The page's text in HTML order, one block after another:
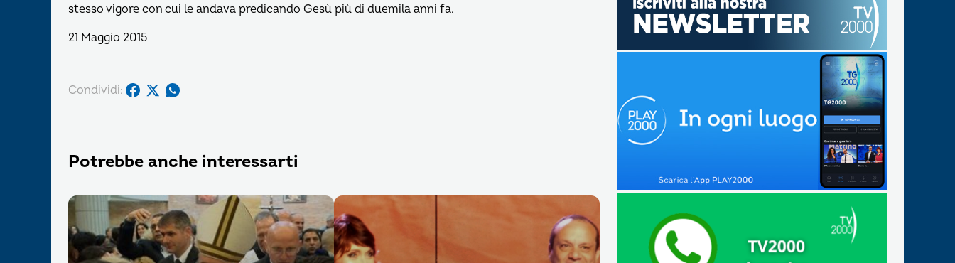
stesso vigore con cui le andava predicando Gesù più di duemila anni fa.
21 Maggio 2015
Condividi:
Potrebbe anche interessarti